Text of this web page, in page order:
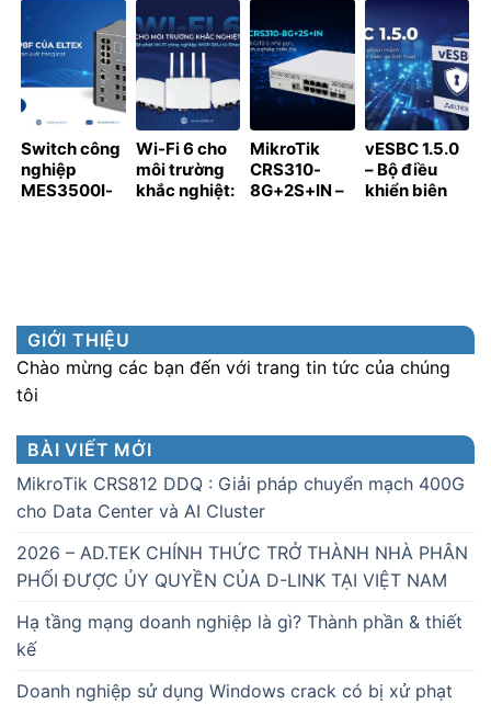
thực tế từ
chống cháy
nổ cho môi
trường đặc
biệt khắc
nghiệt
Tính Năng
Stacking
Mới
thuật Công
nghiệp Á
Châu (ACIT):
Hành trình
đồng hành
của AD.TEK
Switch công
nghiệp
MES3500I-
Wi-Fi 6 cho
môi trường
khắc nghiệt:
MikroTik
CRS310-
8G+2S+IN –
đại
vESBC 1.5.0
– Bộ điều
khiển biên
GIỚI THIỆU
Chào mừng các bạn đến với trang tin tức của chúng
tôi
BÀI VIẾT MỚI
MikroTik CRS812 DDQ : Giải pháp chuyển mạch 400G
cho Data Center và AI Cluster
2026 – AD.TEK CHÍNH THỨC TRỞ THÀNH NHÀ PHÂN
PHỐI ĐƯỢC ỦY QUYỀN CỦA D-LINK TẠI VIỆT NAM
Hạ tầng mạng doanh nghiệp là gì? Thành phần & thiết
kế
Doanh nghiệp sử dụng Windows crack có bị xử phạt